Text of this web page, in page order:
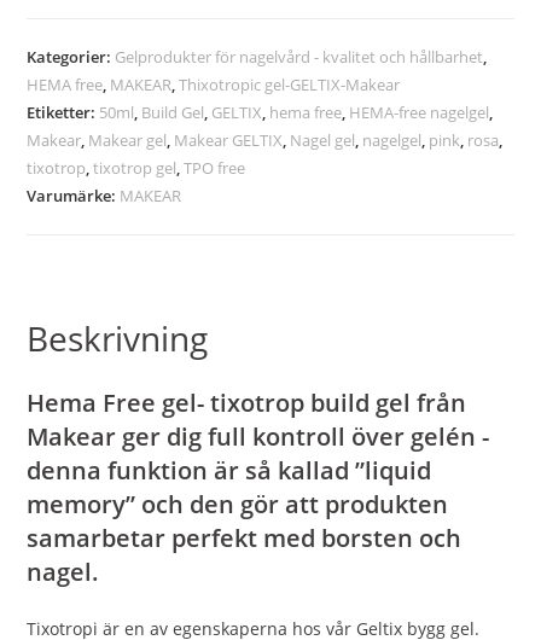
Kategorier: Gelprodukter för nagelvård - kvalitet och hållbarhet,
HEMA free, MAKEAR,Thixotropic gel-GELTIX-Makear
Etiketter: 50ml, Build Gel, GELTIX, hema free, HEMA-free nagelgel,
Makear, Makear gel, Makear GELTIX, Nagel gel, nagelgel, pink, rosa,
tixotrop,tixotrop gel,TPO free
Varumärke: MAKEAR
Beskrivning
Hema Free gel- tixotrop build gel från
Makear ger dig full kontroll över gelén -
denna funktion är så kallad ”liquid
memory” och den gör att produkten
samarbetar perfekt med borsten och
nagel.
Tixotropi är en av egenskaperna hos vår Geltix bygg gel.